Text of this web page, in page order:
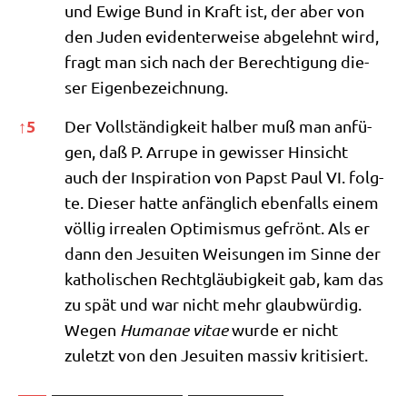
und Ewi­ge Bund in Kraft ist, der aber von
den Juden evi­den­ter­wei­se abge­lehnt wird,
fragt man sich nach der Berech­ti­gung die­
ser Eigenbezeichnung.
↑5
Der Voll­stän­dig­keit hal­ber muß man anfü­
gen, daß P. Arru­pe in gewis­ser Hin­sicht
auch der Inspi­ra­ti­on von Papst Paul VI. folg­
te. Die­ser hat­te anfäng­lich eben­falls einem
völ­lig irrea­len Opti­mis­mus gefrönt. Als er
dann den Jesui­ten Wei­sun­gen im Sin­ne der
katho­li­schen Recht­gläu­big­keit gab, kam das
zu spät und war nicht mehr glaub­wür­dig.
Wegen Hum­a­nae vitaewur­de er nicht
zuletzt von den Jesui­ten mas­siv kritisiert.